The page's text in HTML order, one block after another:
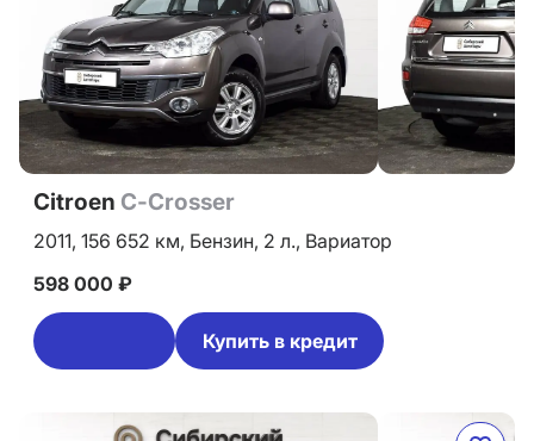
Citroen C-Crosser
2011, 156 652 км, Бензин, 2 л., Вариатор
598 000 ₽
Купить в кредит